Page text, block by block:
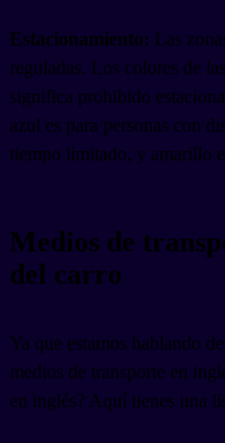
Estacionamiento: Las
reguladas. Los colores de
significa prohibido
azul es para personas con
tiempo limitado, y amarillo
Medios de
del carro
Ya que estamos hablando
medios de transporte en
en inglés? Aquí tienes una